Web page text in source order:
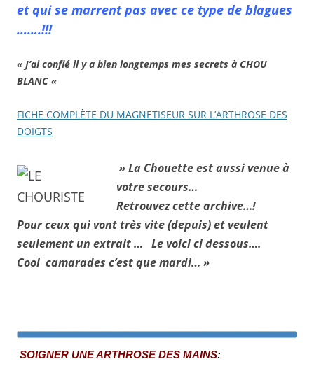
et qui se marrent pas avec ce type de blagues
…….!!!
« J’ai confié il y a bien longtemps mes secrets à CHOU
BLANC «
FICHE COMPLÈTE DU MAGNETISEUR SUR L’ARTHROSE DES
DOIGTS
» La Chouette est aussi venue à
votre secours…
Retrouvez cette archive…!
Pour ceux qui vont très vite (depuis) et veulent
seulement un extrait … Le voici ci dessous….
Cool camarades c’est que mardi… »
SOIGNER UNE ARTHROSE DES MAINS: